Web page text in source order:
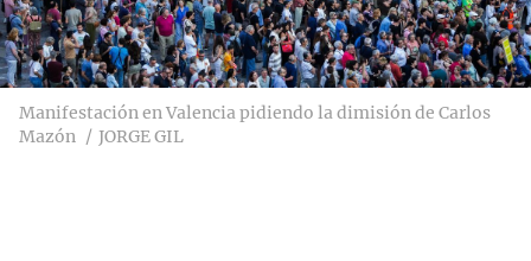
Manifestación en Valencia pidiendo la dimisión de Carlos
Mazón
JORGE GIL